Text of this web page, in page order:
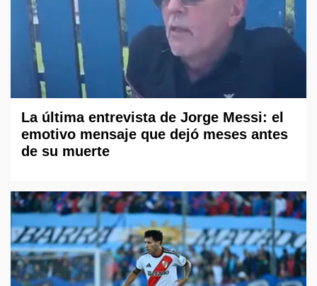
La última entrevista de Jorge Messi: el
emotivo mensaje que dejó meses antes
de su muerte